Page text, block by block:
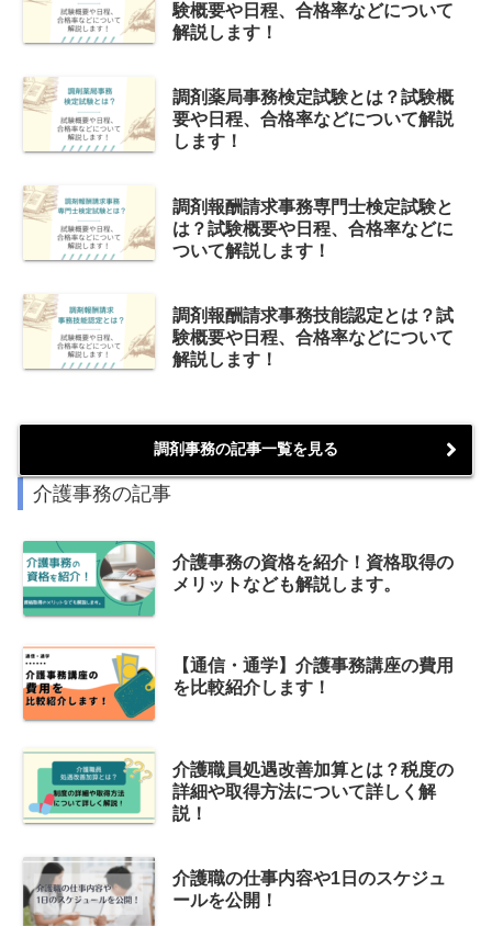
験概要や日程、合格率などについて
解説します！
調剤薬局事務検定試験とは？試験概
要や日程、合格率などについて解説
します！
調剤報酬請求事務専門士検定試験と
は？試験概要や日程、合格率などに
ついて解説します！
調剤報酬請求事務技能認定とは？試
験概要や日程、合格率などについて
解説します！
調剤事務の記事一覧を見る
介護事務の記事
介護事務の資格を紹介！資格取得の
メリットなども解説します。
【通信・通学】介護事務講座の費用
を比較紹介します！
介護職員処遇改善加算とは？税度の
詳細や取得方法について詳しく解
説！
介護職の仕事内容や1日のスケジュ
ールを公開！